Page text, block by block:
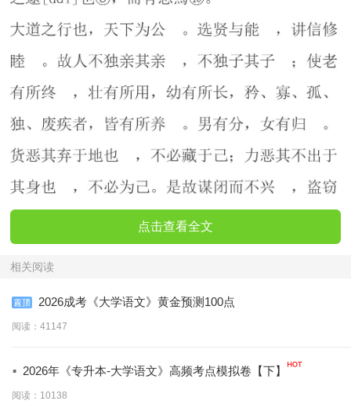
点击查看全文
相关阅读
2026成考《大学语文》黄金预测100点
阅读：41147
· 2026年《专升本-大学语文》高频考点模拟卷【下】
阅读：10138